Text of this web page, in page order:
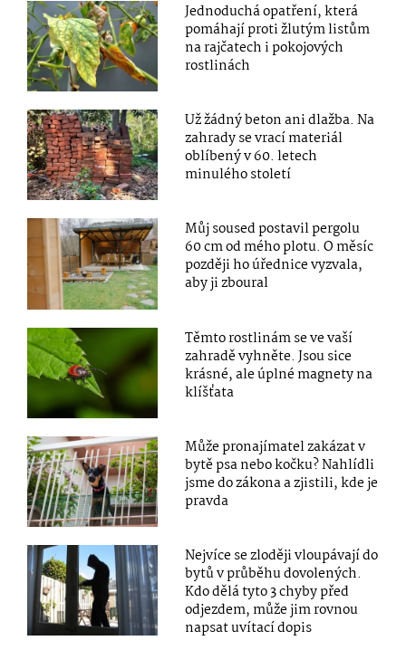
Jednoduchá opatření, která
pomáhají proti žlutým listům
na rajčatech i pokojových
rostlinách
Už žádný beton ani dlažba. Na
zahrady se vrací materiál
oblíbený v 60. letech
minulého století
Můj soused postavil pergolu
60 cm od mého plotu. O měsíc
později ho úřednice vyzvala,
aby ji zboural
Těmto rostlinám se ve vaší
zahradě vyhněte. Jsou sice
krásné, ale úplné magnety na
klíšťata
Může pronajímatel zakázat v
bytě psa nebo kočku? Nahlídli
jsme do zákona a zjistili, kde je
pravda
Nejvíce se zloději vloupávají do
bytů v průběhu dovolených.
Kdo dělá tyto 3 chyby před
odjezdem, může jim rovnou
napsat uvítací dopis